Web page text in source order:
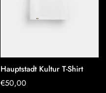
OPTIONEN
AUSWÄHLEN
Hauptstadt Kultur T-Shirt
Regulärer
€50,00